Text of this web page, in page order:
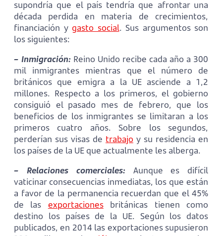
supondría que el país tendría que afrontar una
década perdida en materia de crecimientos,
financiación y gasto social. Sus argumentos son
los siguientes:
– Inmigración: Reino Unido recibe cada año a 300
mil inmigrantes mientras que el número de
británicos que emigra a la UE asciende a 1,2
millones. Respecto a los primeros, el gobierno
consiguió el pasado mes de febrero, que los
beneficios de los inmigrantes se limitaran a los
primeros cuatro años. Sobre los segundos,
perderían sus visas de trabajo y su residencia en
los países de la UE que actualmente les alberga.
– Relaciones comerciales: Aunque es difícil
vaticinar consecuencias inmediatas, los que están
a favor de la permanencia recuerdan que el 45%
de las exportacionesbritánicas tienen como
destino los países de la UE. Según los datos
publicados, en 2014 las exportaciones supusieron